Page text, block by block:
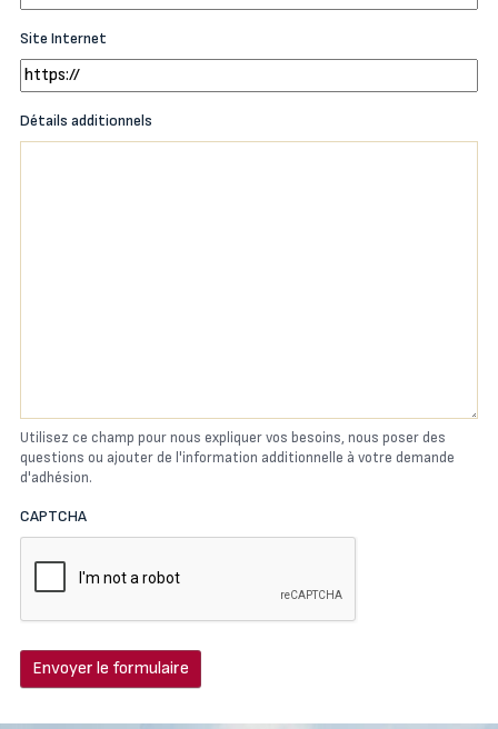
Site Internet
Détails additionnels
Utilisez ce champ pour nous expliquer vos besoins, nous poser des
questions ou ajouter de l'information additionnelle à votre demande
d'adhésion.
CAPTCHA